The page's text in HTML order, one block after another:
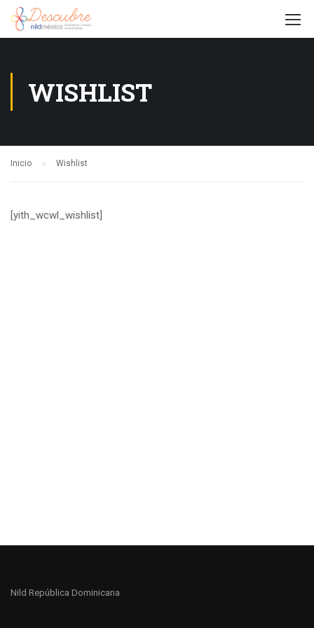
WISHLIST
Inicio Wishlist
[yith_wcwl_wishlist]
Nild República Dominicana